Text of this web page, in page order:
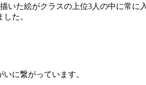
いた絵がクラスの上位3人の中に常に
た。
に繋がっています。